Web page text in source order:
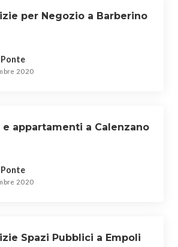
per Negozio a Barberino
2020
e appartamenti a Calenzano
2020
Spazi Pubblici a Empoli